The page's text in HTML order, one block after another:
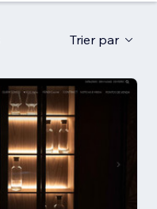
Trier par